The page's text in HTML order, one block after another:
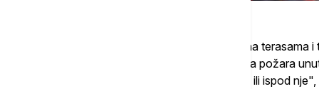
"Upotreba otvorenog plamena najčešće na terasama
najmanjeg vetra dovodi do izbijanja i širenja požara
prenosi na stambenu jedinicu pored, iznad ili ispod